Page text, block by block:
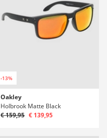
-13%
Oakley
Holbrook Matte Black
€ 159,95 € 139,95